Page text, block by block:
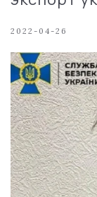
2022-04-26